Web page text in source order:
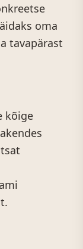
oma
tavapärast
kõige